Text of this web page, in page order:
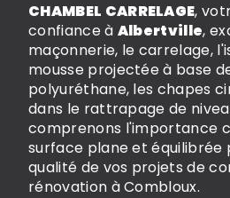
CHAMBEL CARRELAGE,
confiance à Albertville,
maçonnerie, le carrelage,
mousse projectée à base
polyuréthane, les chapes
dans le rattrapage de
comprenons l'importance
surface plane et équilibrée
qualité de vos projets de
rénovation à Combloux.